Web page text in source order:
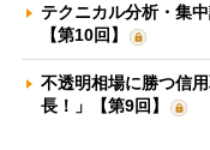
テクニカル分析・集
【第10回】
不透明相場に勝つ信
長！」【第9回】